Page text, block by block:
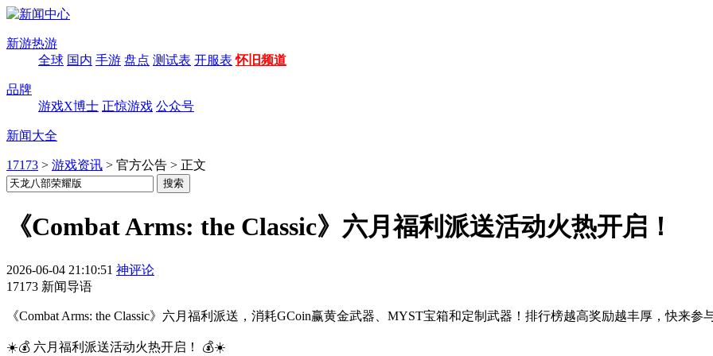
新游热游
全球 国内 手游 盘点 测试表 开服表 怀旧频道
品牌
游戏X博士 正惊游戏 公众号
新闻大全
17173 > 游戏资讯 > 官方公告 > 正文
《Combat Arms: the Classic》六月福利派送活动火热开启！
2026-06-04 21:10:51 神评论
17173 新闻导语
《Combat Arms: the Classic》六月福利派送，消耗GCoin赢黄金武器、MYST宝箱和定制武器！排行榜越高奖励越丰厚，快来参
☀️💰 六月福利派送活动火热开启！ 💰☀️